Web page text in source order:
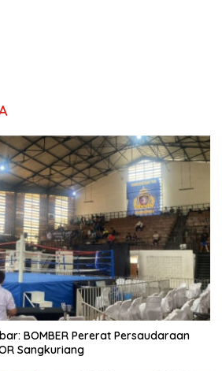
BOMBER Pererat Persaudaraan
Sangkuriang